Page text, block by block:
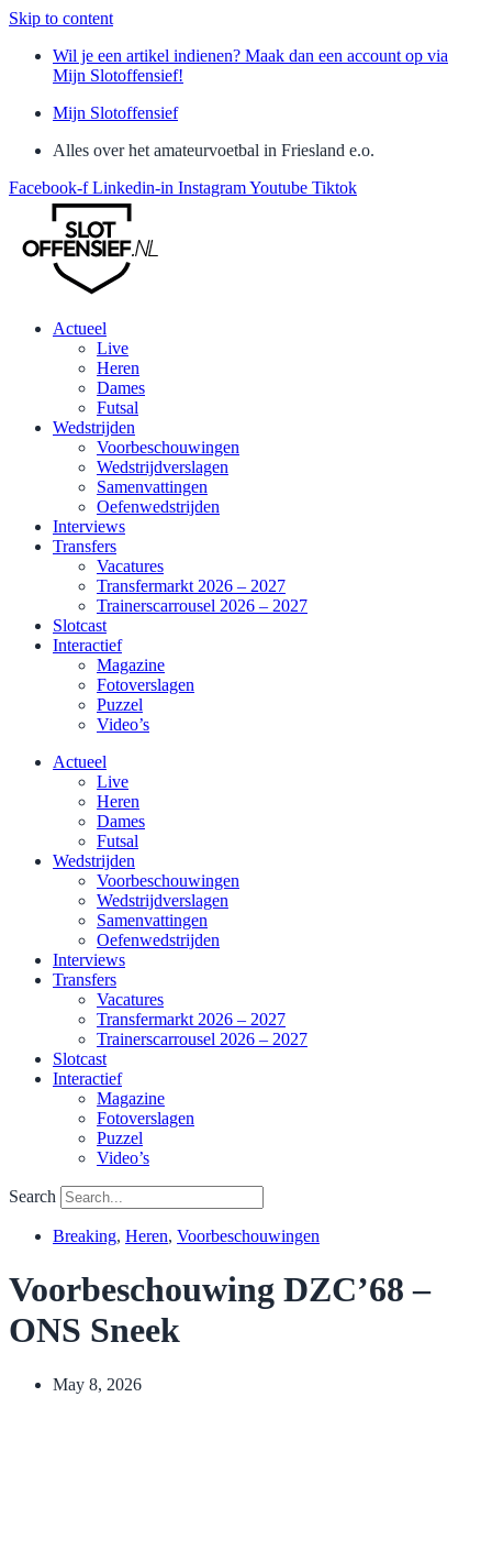
Skip to content
Wil je een artikel indienen? Maak dan een account op via
Mijn Slotoffensief!
Mijn Slotoffensief
Alles over het amateurvoetbal in Friesland e.o.
Facebook-f Linkedin-in InstagramYoutube Tiktok
Actueel
Live
Heren
Dames
Futsal
Wedstrijden
Voorbeschouwingen
Wedstrijdverslagen
Samenvattingen
Oefenwedstrijden
Interviews
Transfers
Vacatures
Transfermarkt 2026 – 2027
Trainerscarrousel 2026 – 2027
Slotcast
Interactief
Magazine
Fotoverslagen
Puzzel
Video’s
Actueel
Live
Heren
Dames
Futsal
Wedstrijden
Voorbeschouwingen
Wedstrijdverslagen
Samenvattingen
Oefenwedstrijden
Interviews
Transfers
Vacatures
Transfermarkt 2026 – 2027
Trainerscarrousel 2026 – 2027
Slotcast
Interactief
Magazine
Fotoverslagen
Puzzel
Video’s
Search
Breaking, Heren, Voorbeschouwingen
Voorbeschouwing DZC’68 –
ONS Sneek
May 8, 2026